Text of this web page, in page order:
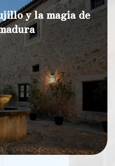
y la magia de